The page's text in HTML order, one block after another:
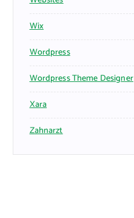
Wix
Wordpress
Wordpress Theme Designer
Xara
Zahnarzt